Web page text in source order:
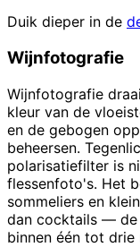
Duik dieper in de
Wijnfotografie
Wijnfotografie
kleur van de
en de gebogen
beheersen.
polarisatiefilter is
flessenfoto's. Het
sommeliers en
dan cocktails — de
binnen één tot drie